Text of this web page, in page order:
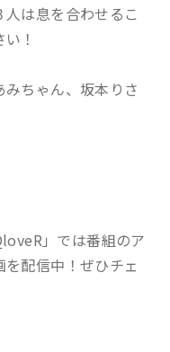
は息を合わせるこ
！
ちゃん、坂本りさ
」では番組のア
配信中！ぜひチェ